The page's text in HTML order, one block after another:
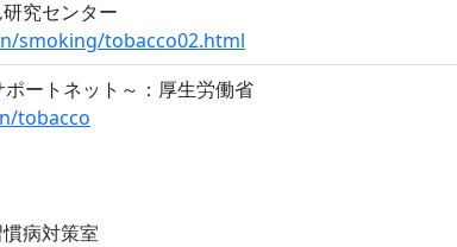
究センター
smoking/tobacco02.html
ートネット～：厚生労働省
tobacco
病対策室